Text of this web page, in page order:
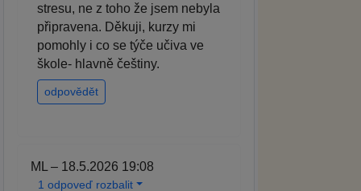
stresu, ne z toho že jsem nebyla
připravena. Děkuji, kurzy mi
pomohly i co se týče učiva ve
škole- hlavně češtiny.
odpovědět
ML – 18.5.2026 19:08
1 odpoveď rozbalit